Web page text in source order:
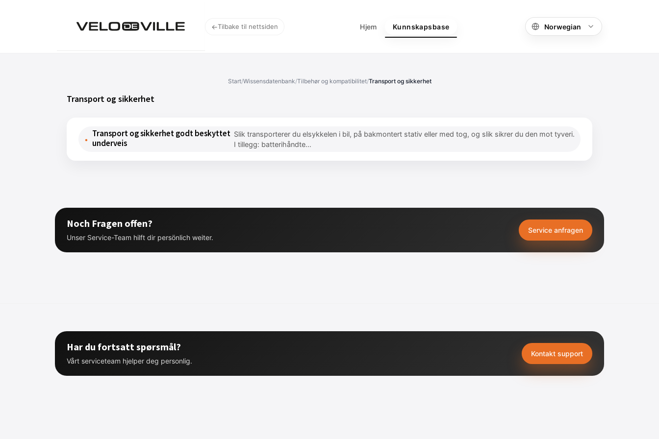
←Tilbake til nettsiden Hjem Kunnskapsbase
Start/Wissensdatenbank/Tilbehør og kompatibilitet/Transport og sikkerhet
Transport og sikkerhet
Transport og sikkerhet godt beskyttet
underveis
Slik transporterer du elsykkelen i bil, på bakmontert stativ eller med tog, og slik sikrer du den mot tyveri.
I tillegg: batterihåndte...
Noch Fragen offen?
Unser Service-Team hilft dir persönlich weiter.
Service anfragen
Har du fortsatt spørsmål?
Vårt serviceteam hjelper deg personlig.
Kontakt support